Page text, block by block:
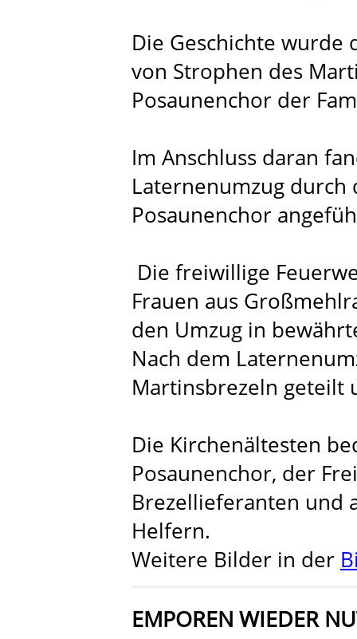
Die Geschichte wurde
von Strophen des
Posaunenchor der
Im Anschluss daran
Laternenumzug
Posaunenchor
Die freiwillige
Frauen aus
den Umzug in
Nach dem
Martinsbrezeln geteilt
Die Kirchenältesten
Posaunenchor, der
Brezellieferanten und
Helfern.
Weitere Bilder in der
EMPOREN WIEDER